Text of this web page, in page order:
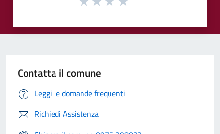
Contatta il comune
Leggi le domande frequenti
Richiedi Assistenza